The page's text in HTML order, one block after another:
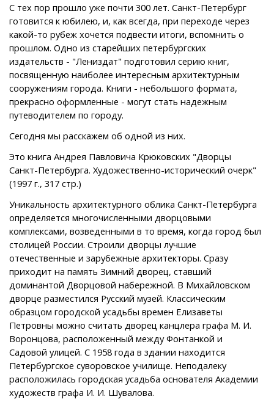
С тех пор прошло уже почти 300 лет. Санкт-Петербург
готовится к юбилею, и, как всегда, при переходе через
какой-то рубеж хочется подвести итоги, вспомнить о
прошлом. Одно из старейших петербургских
издательств - "Лениздат" подготовил серию книг,
посвященную наиболее интересным архитектурным
сооружениям города. Книги - небольшого формата,
прекрасно оформленные - могут стать надежным
путеводителем по городу.
Сегодня мы расскажем об одной из них.
Это книга Андрея Павловича Крюковских "Дворцы
Санкт-Петербурга. Художественно-исторический очерк"
(1997 г., 317 стр.)
Уникальность архитектурного облика Санкт-Петербурга
определяется многочисленными дворцовыми
комплексами, возведенными в то время, когда город был
столицей России. Строили дворцы лучшие
отечественные и зарубежные архитекторы. Сразу
приходит на память Зимний дворец, ставший
доминантой Дворцовой набережной. В Михайловском
дворце разместился Русский музей. Классическим
образцом городской усадьбы времен Елизаветы
Петровны можно считать дворец канцлера графа М. И.
Воронцова, расположенный между Фонтанкой и
Садовой улицей. С 1958 года в здании находится
Петербургское суворовское училище. Неподалеку
расположилась городская усадьба основателя Академии
художеств графа И. И. Шувалова.